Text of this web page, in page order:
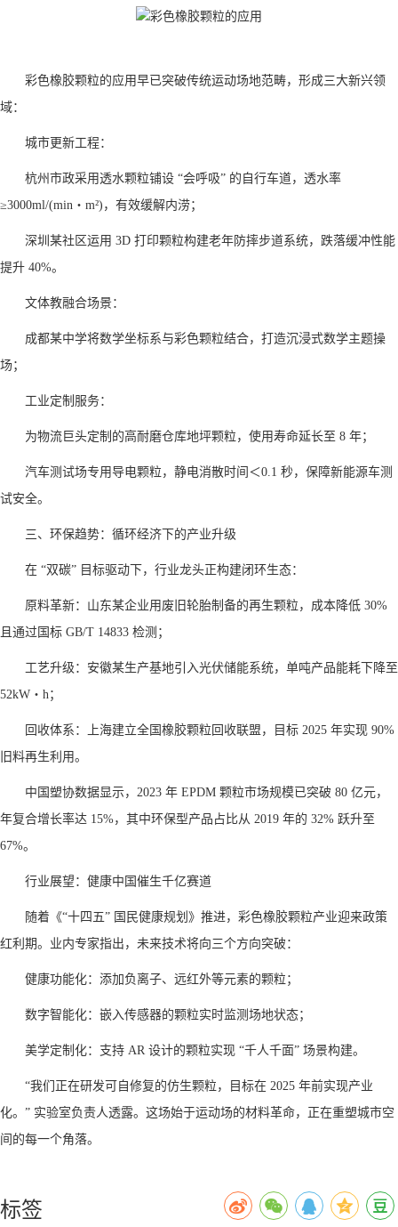
彩色橡胶颗粒的应用早已突破传统运动场地范畴，形成三大新兴领
域：
城市更新工程：
杭州市政采用透水颗粒铺设 “会呼吸” 的自行车道，透水率
≥3000ml/(min・m²)，有效缓解内涝；
深圳某社区运用 3D 打印颗粒构建老年防摔步道系统，跌落缓冲性能
提升 40%。
文体教融合场景：
成都某中学将数学坐标系与彩色颗粒结合，打造沉浸式数学主题操
场；
工业定制服务：
为物流巨头定制的高耐磨仓库地坪颗粒，使用寿命延长至 8 年；
汽车测试场专用导电颗粒，静电消散时间＜0.1 秒，保障新能源车测
试安全。
三、环保趋势：循环经济下的产业升级
在 “双碳” 目标驱动下，行业龙头正构建闭环生态：
原料革新：山东某企业用废旧轮胎制备的再生颗粒，成本降低 30%
且通过国标 GB/T 14833 检测；
工艺升级：安徽某生产基地引入光伏储能系统，单吨产品能耗下降至
52kW・h；
回收体系：上海建立全国橡胶颗粒回收联盟，目标 2025 年实现 90%
旧料再生利用。
中国塑协数据显示，2023 年 EPDM 颗粒市场规模已突破 80 亿元，
年复合增长率达 15%，其中环保型产品占比从 2019 年的 32% 跃升至
67%。
行业展望：健康中国催生千亿赛道
随着《“十四五” 国民健康规划》推进，彩色橡胶颗粒产业迎来政策
红利期。业内专家指出，未来技术将向三个方向突破：
健康功能化：添加负离子、远红外等元素的颗粒；
数字智能化：嵌入传感器的颗粒实时监测场地状态；
美学定制化：支持 AR 设计的颗粒实现 “千人千面” 场景构建。
“我们正在研发可自修复的仿生颗粒，目标在 2025 年前实现产业
化。” 实验室负责人透露。这场始于运动场的材料革命，正在重塑城市空
间的每一个角落。
标签